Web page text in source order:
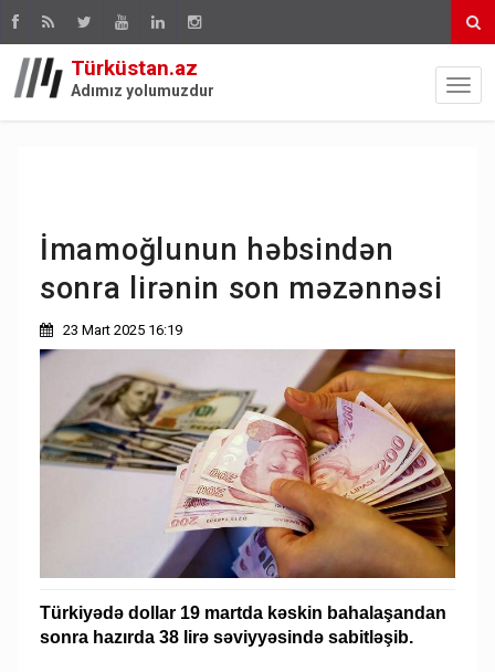
Türküstan.az
Adımız yolumuzdur
İmamoğlunun həbsindən
sonra lirənin son məzənnəsi
23 Mart 2025 16:19
Türkiyədə dollar 19 martda kəskin bahalaşandan
sonra hazırda 38 lirə səviyyəsində sabitləşib.